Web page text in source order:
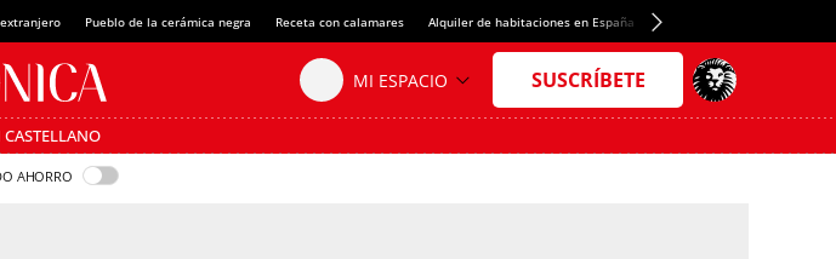
Pueblo de la cerámica negra Receta con calamares Alquiler de habitaciones en España Crédito del Spotify Camp Nou
CASTELLANO
AHORRO